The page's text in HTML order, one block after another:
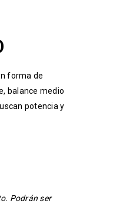
forma de
balance medio
potencia y
Podrán ser